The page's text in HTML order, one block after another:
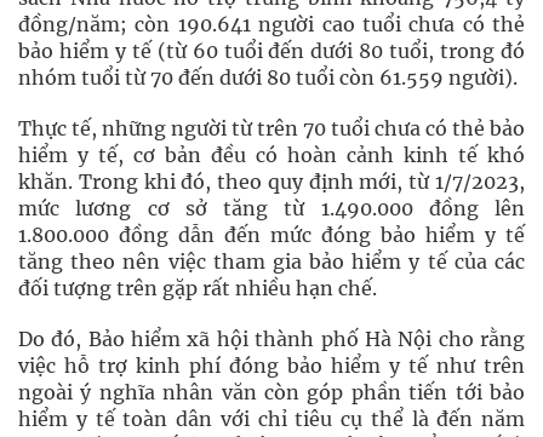
đồng/năm; còn 190.641 người cao tuổi chưa có thẻ
bảo hiểm y tế (từ 60 tuổi đến dưới 80 tuổi, trong đó
nhóm tuổi từ 70 đến dưới 80 tuổi còn 61.559 người).
Thực tế, những người từ trên 70 tuổi chưa có thẻ bảo
hiểm y tế, cơ bản đều có hoàn cảnh kinh tế khó
khăn. Trong khi đó, theo quy định mới, từ 1/7/2023,
mức lương cơ sở tăng từ 1.490.000 đồng lên
1.800.000 đồng dẫn đến mức đóng bảo hiểm y tế
tăng theo nên việc tham gia bảo hiểm y tế của các
đối tượng trên gặp rất nhiều hạn chế.
Do đó, Bảo hiểm xã hội thành phố Hà Nội cho rằng
việc hỗ trợ kinh phí đóng bảo hiểm y tế như trên
ngoài ý nghĩa nhân văn còn góp phần tiến tới bảo
hiểm y tế toàn dân với chỉ tiêu cụ thể là đến năm